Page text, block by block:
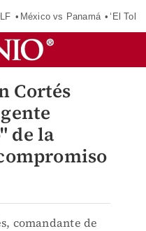
México vs Panamá ‘El
Cortés
de la
comandante de